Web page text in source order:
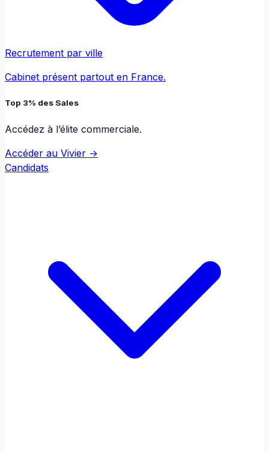
Recrutement par ville
Cabinet présent partout en France.
Top 3% des Sales
Accédez à l’élite commerciale.
Accéder au Vivier →
Candidats